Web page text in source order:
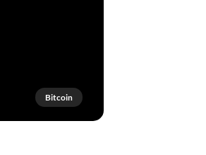
Bitcoin